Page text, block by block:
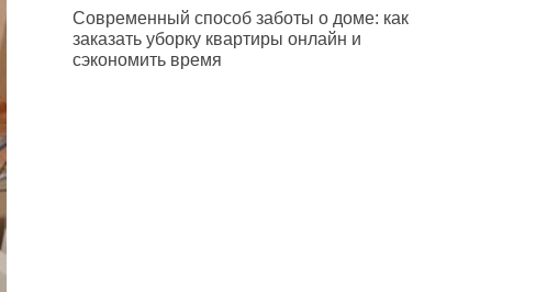
Современный способ заботы о доме: как
заказать уборку квартиры онлайн и
сэкономить время